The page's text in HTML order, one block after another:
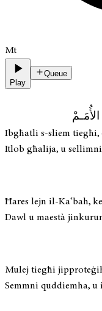
Mt
Play
Queue
Ibgħatli s-sliem tiegħi,
Itlob għalija, u
Ħares lejn il-Ka‘bah,
Dawl u maestà
Mulej tiegħi
Semmni quddiemha,